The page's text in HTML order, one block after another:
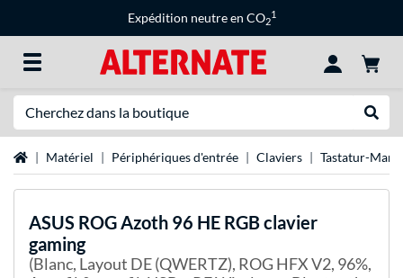
Expédition neutre en CO2
1
Page d'accueil
Matériel Périphériques d'entrée Claviers Tastatur-
ASUS ROG Azoth 96 HE RGB clavier
gaming
(Blanc, Layout DE (QWERTZ), ROG HFX V2, 96%,